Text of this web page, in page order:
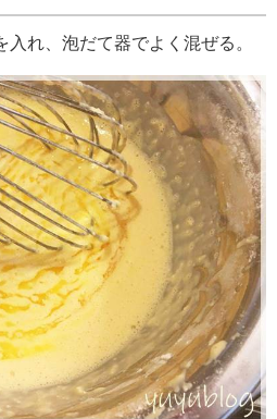
入れ、泡だて器でよく混ぜる。